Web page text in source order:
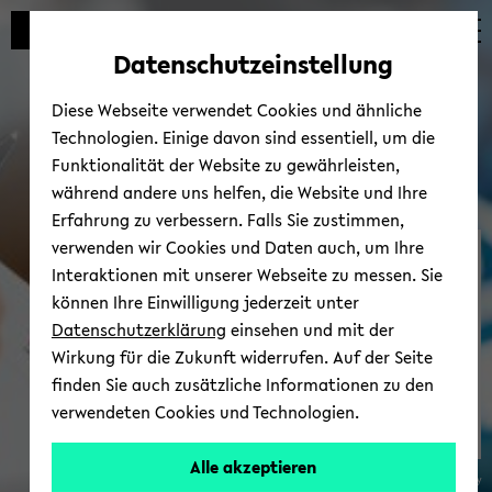
Automatische
vermeiden
skip
main
skip
main
skip
footer
The three main pil­lars
Bie­le­feld Uni­ver­si­ty
Datenschutzeinstellung
Diese Webseite verwendet Cookies und ähnliche
Technologien. Einige davon sind essentiell, um die
Funktionalität der Website zu gewährleisten,
während andere uns helfen, die Website und Ihre
Erfahrung zu verbessern. Falls Sie zustimmen,
verwenden wir Cookies und Daten auch, um Ihre
Interaktionen mit unserer Webseite zu messen. Sie
können Ihre Einwilligung jederzeit unter
Datenschutzerklärung einsehen und mit der
Wirkung für die Zukunft widerrufen. Auf der Seite
finden Sie auch zusätzliche Informationen zu den
verwendeten Cookies und Technologien.
Alle akzeptieren